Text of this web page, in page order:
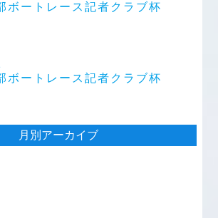
ボートレース記者クラブ杯
ボートレース記者クラブ杯
月別アーカイブ